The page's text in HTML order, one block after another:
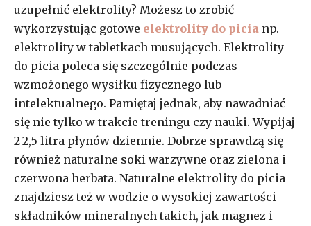
uzupełnić elektrolity? Możesz to zrobić
wykorzystując gotowe elektrolity do picia np.
elektrolity w tabletkach musujących. Elektrolity
do picia poleca się szczególnie podczas
wzmożonego wysiłku fizycznego lub
intelektualnego. Pamiętaj jednak, aby nawadniać
się nie tylko w trakcie treningu czy nauki. Wypijaj
2-2,5 litra płynów dziennie. Dobrze sprawdzą się
również naturalne soki warzywne oraz zielona i
czerwona herbata. Naturalne elektrolity do picia
znajdziesz też w wodzie o wysokiej zawartości
składników mineralnych takich, jak magnez i